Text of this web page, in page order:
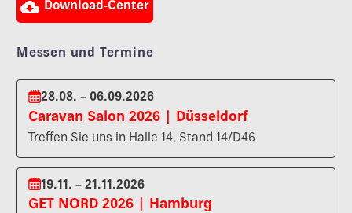
 Download-Center
Messen und Termine
28.08. – 06.09.2026
Caravan Salon 2026 | Düsseldorf
Treffen Sie uns in Halle 14, Stand 14/D46
19.11. – 21.11.2026
GET NORD 2026 | Hamburg